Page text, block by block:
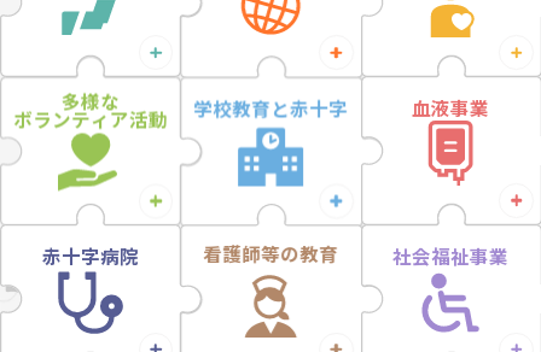
多様な
ボランティア活動 学校教育と赤十字 血液事業
赤十字病院 看護師等の教育 社会福祉事業